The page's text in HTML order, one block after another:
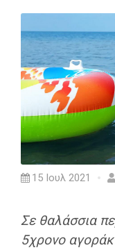
15 Ιουλ 2021
Σε θαλάσσια
5χρονο